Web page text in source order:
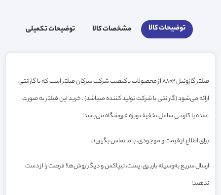
توضیحات کالا مشخصات کالا توضیحات تکمیلی
فیلتر گازوئیل 8802 از محصولات باکیفیت شرکت سرکان فیلتر است که با گارانتی
ارائه می‌شود (گارانتی با شرکت تولید کننده میباشد) . خرید این فیلتر به صورت
عمده یا کارتنی شامل تخفیف ویژه فروشگاه می‌باشد.
برای اطلاع از قیمت و موجودی، با ما تماس بگیرید.
ارسال سریع به‌وسیله باربری، پست، تیپاکس و دیگر روش‌ها! فرصت را از دست
ندهید!